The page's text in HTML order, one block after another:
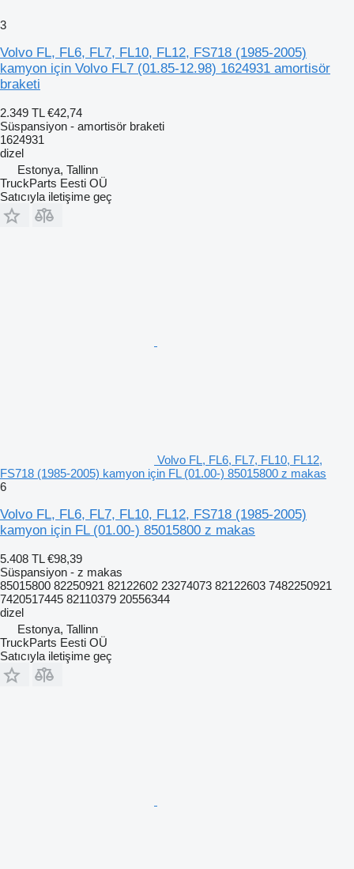
3
Volvo FL, FL6, FL7, FL10, FL12, FS718 (1985-2005)
kamyon için Volvo FL7 (01.85-12.98) 1624931 amortisör
braketi
2.349 TL €42,74
Süspansiyon - amortisör braketi
1624931
dizel
Estonya, Tallinn
TruckParts Eesti OÜ
Satıcıyla iletişime geç
Volvo FL, FL6, FL7, FL10, FL12,
FS718 (1985-2005) kamyon için FL (01.00-) 85015800 z makas
6
Volvo FL, FL6, FL7, FL10, FL12, FS718 (1985-2005)
kamyon için FL (01.00-) 85015800 z makas
5.408 TL €98,39
Süspansiyon - z makas
85015800 82250921 82122602 23274073 82122603 7482250921
7420517445 82110379 20556344
dizel
Estonya, Tallinn
TruckParts Eesti OÜ
Satıcıyla iletişime geç